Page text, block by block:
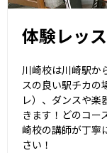
体験レッ
川崎校は川崎駅か
スの良い駅チカの
レ）、ダンスや楽
きます！どのコー
崎校の講師が丁寧
さい！